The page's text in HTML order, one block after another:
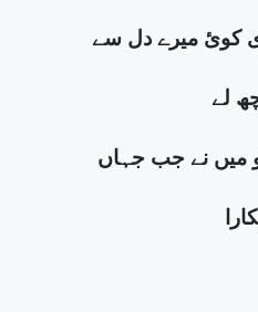
کوئ میرے دل سے
میں نے جب جہاں